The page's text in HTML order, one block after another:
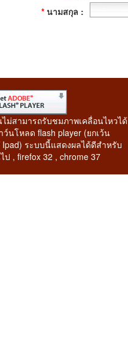
* นามสกุล :
ม่สามารถรับชมภาพเคลื่อนไหวได้
นโหลด flash player (ยกเว้น
Ipad) ระบบนี้แสดงผลได้ดีสำหรับ
ป , firefox 32 , chrome 37